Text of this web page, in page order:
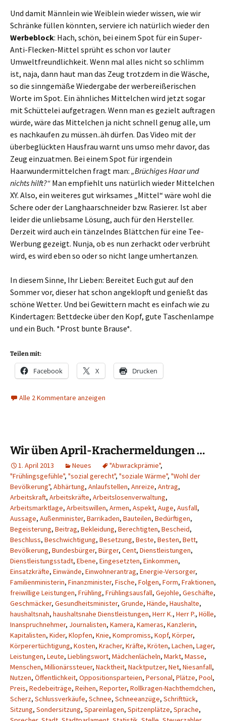
Und damit Männlein wie Weiblein wieder wissen, wie wir
Schränke füllen könnten, serviere ich natürlich wieder den
Werbeblock: Hach, schön, bei einem Spot für ein Super-
Anti-Flecken-Mittel sprüht es schon vor lauter
Umweltfreundlichkeit. Wenn mal alles nicht so schlimm
ist, naja, dann haut man das Zeug trotzdem in die Wäsche,
so die sinngemäße Wiedergabe der werbereißerischen
Worte im Spot. Ein ähnliches Mittelchen wird jetzt sogar
mit Schüttelei aufgetragen. Wenn man es gezielt auftragen
würde, wäre das Mittelchen ja nicht schnell genug alle, um
es nachkaufen zu müssen..äh dürfen. Das Video mit der
überbeglückten Hausfrau warnt uns umso mehr davor, das
Zeug einzuatmen. Bei einem Spot für irgendein
Haarwundermittelchen fragt man: „Brüchiges Haar und
nichts hilft?“ Man empfiehlt uns natürlich wieder Mittelchen
XY. Also, ein weiteres gut wirksames „Mittel“ wäre wohl die
Schere oder der Langhaarschneider bzw. Rasierer. Ist aber
leider die unliebsame Lösung, auch für den Hersteller.
Derzeit wird auch ein tänzelndes Blättchen für eine Tee-
Werbung gezeigt. Nunja, ob es nun zerhackt oder verbrüht
wird, es wird eben so oder so nicht lange umhertanzen.
In diesem Sinne, Ihr Lieben: Bereitet Euch gut auf den
Sommer vor, dieser hat schon angeklopft und genießt das
schöne Wetter. Und bei Gewittern macht es einfach wie zu
Kindertagen: Bettdecke über den Kopf, gute Taschenlampe
und ein Buch. *Prost bunte Brause*.
Teilen mit:
Facebook X Drucken
Alle 2 Kommentare anzeigen
Wir üben April-Krachermeldungen …
1. April 2013 Neues "Abwrackprämie",
"Frühlingsgefühle", "sozial gerecht", "soziale Wärme", "Wohl der
Bevölkerung", Abhärtung, Anlaufstellen, Anreize, Antrag,
Arbeitskraft, Arbeitskräfte, Arbeitslosenverwaltung,
Arbeitsmarktlage, Arbeitswillen, Armen, Aspekt, Auge, Ausfall,
Aussage, Außenminister, Barrikaden, Bauteilen, Bedürftigen,
Begeisterung, Beitrag, Bekleidung, Berechtigten, Bescheid,
Beschluss, Beschwichtigung, Besetzung, Beste, Besten, Bett,
Bevölkerung, Bundesbürger, Bürger, Cent, Dienstleistungen,
Dienstleistungsstadt, Ebene, Eingesetzten, Einkommen,
Einsatzkräfte, Einwände, Einwohnerantrag, Energie-Versorger,
Familienministerin, Finanzminister, Fische, Folgen, Form, Fraktionen,
freiwillige Leistungen, Frühling, Frühlingsausfall, Gejohle, Geschäfte,
Geschmäcker, Gesundheitsminister, Grunde, Hände, Haushalte,
haushaltsnah, haushaltsnahe Dienstleistungen, Herr K., Herr P., Hölle,
Inanspruchnehmer, Journalisten, Kamera, Kameras, Kanzlerin,
Kapitalisten, Kider, Klopfen, Knie, Kompromiss, Kopf, Körper,
Körperertüchtigung, Kosten, Kracher, Kräfte, Kröten, Lachen, Lager,
Leistungen, Leute, Lieblingswort, Mädchenlächeln, Markt, Masse,
Menschen, Millionärssteuer, Nacktheit, Nacktputzer, Net, Niesanfall,
Nutzen, Öffentlichkeit, Oppositionsparteien, Personal, Plätze, Pool,
Preis, Redebeiträge, Reihen, Reporter, Rollkragen-Nachthemdchen,
Scherz, Schlussverkäufe, Schnee, Schneeanzüge, Schrifttück,
Sitzung, Sondersitzung, Spareinlagen, Spitzenplätze, Sprache,